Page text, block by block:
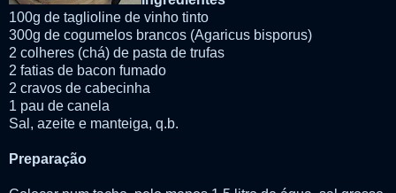
100g de taglioline de vinho tinto
300g de cogumelos brancos (Agaricus bisporus)
2 colheres (chá) de pasta de trufas
2 fatias de bacon fumado
2 cravos de cabecinha
1 pau de canela
Sal, azeite e manteiga, q.b.
Preparação